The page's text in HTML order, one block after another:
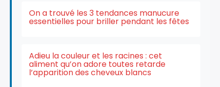
On a trouvé les 3 tendances manucure
essentielles pour briller pendant les fêtes
Adieu la couleur et les racines : cet
aliment qu’on adore toutes retarde
l’apparition des cheveux blancs